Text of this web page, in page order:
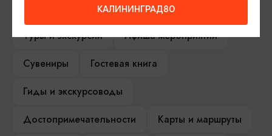
Серебряное ожерелье
Электронная виза
Туры и экскурсии
Афиша мероприятий
Сувениры
Гостевая книга
Гиды и экскурсоводы
Достопримечательности
Карты и маршруты
КАЛИНИНГРАД80